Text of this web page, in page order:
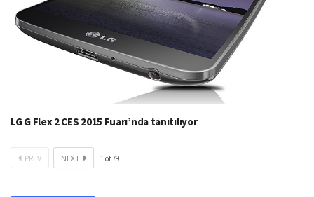
LG G Flex 2 CES 2015 Fuarı’nda tanıtılıyor
PREV NEXT 1 of79